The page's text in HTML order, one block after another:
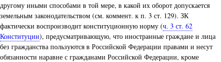
другому иными способами в той мере, в какой их оборот допускается
земельным законодательством (см. коммент. к п. 3 ст. 129). ЗК
фактически воспроизводит конституционную норму (ч. 3 ст. 62
Конституции), предусматривающую, что иностранные граждане и лица
без гражданства пользуются в Российской Федерации правами и несут
обязанности наравне с гражданами Российской Федерации, кроме